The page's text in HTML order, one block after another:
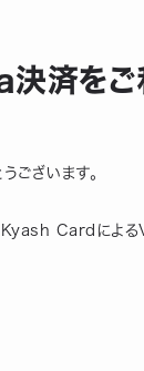
済を
ございます。
Kyash Cardによ